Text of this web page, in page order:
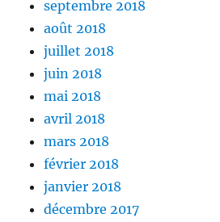
septembre 2018
août 2018
juillet 2018
juin 2018
mai 2018
avril 2018
mars 2018
février 2018
janvier 2018
décembre 2017